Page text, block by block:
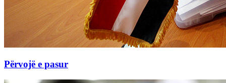
Përvojë e pasur